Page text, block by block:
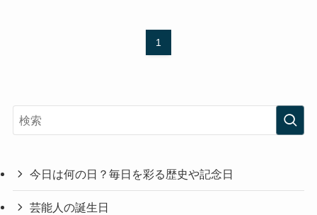
1
今日は何の日？毎日を彩る歴史や記念日
芸能人の誕生日